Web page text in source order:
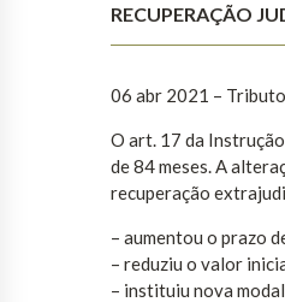
RECUPERAÇÃO
06 abr 2021 –
O art. 17 da
de 84 meses. A
recuperação
– aumentou o prazo
– reduziu o valor
– instituiu nova